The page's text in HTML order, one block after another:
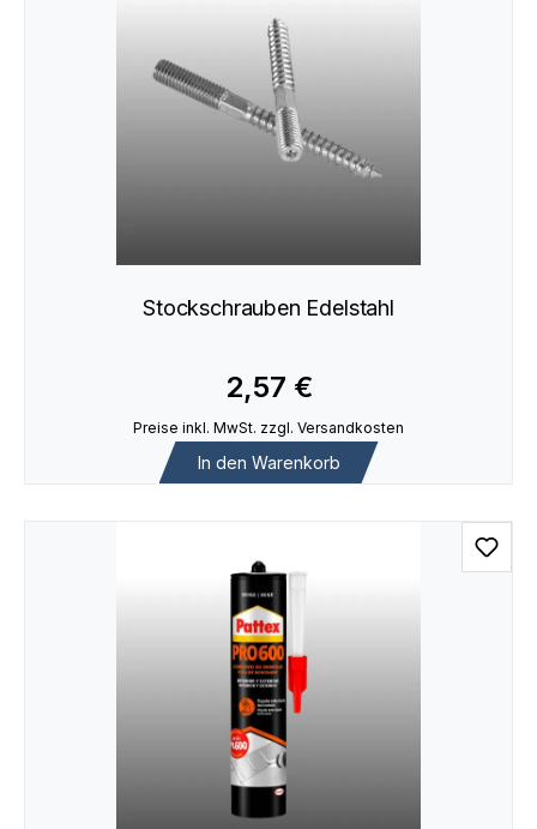
Stockschrauben Edelstahl
2,57 €
Preise inkl. MwSt. zzgl. Versandkosten
In den Warenkorb